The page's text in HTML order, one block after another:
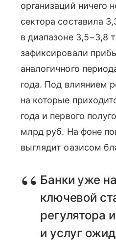
организаций ничего
сектора составила
в диапазоне 3,5−3,8
зафиксировали
аналогичного
года. Под влиянием
на которые
года и первого
млрд руб. На фоне
выглядит оазисом
Банки уже
ключевой
регулятора
и услуг